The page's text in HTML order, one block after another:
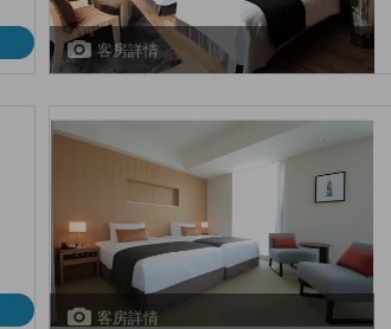
客房詳情
客房詳情